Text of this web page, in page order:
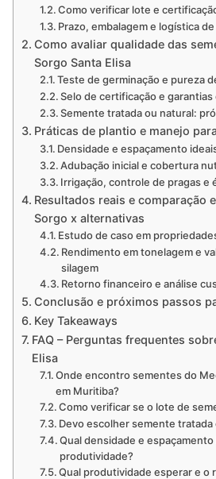
Como verificar lote e
Prazo, embalagem e logística
Como avaliar qualidade das
Sorgo Santa Elisa
Teste de germinação e pureza
Selo de certificação e
Semente tratada ou natural:
Práticas de plantio e manejo
Densidade e espaçamento
Adubação inicial e cobertura
Irrigação, controle de pragas e
Resultados reais e comparação
Sorgo x alternativas
Estudo de caso em
Rendimento em tonelagem e
silagem
Retorno financeiro e análise
Conclusão e próximos passos
Key Takeaways
FAQ – Perguntas frequentes
Elisa
Onde encontro sementes do
em Muritiba?
Como verificar se o lote de
Devo escolher semente tratada
Qual densidade e
produtividade?
Qual produtividade esperar e o